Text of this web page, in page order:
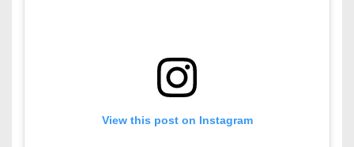
View this post on Instagram